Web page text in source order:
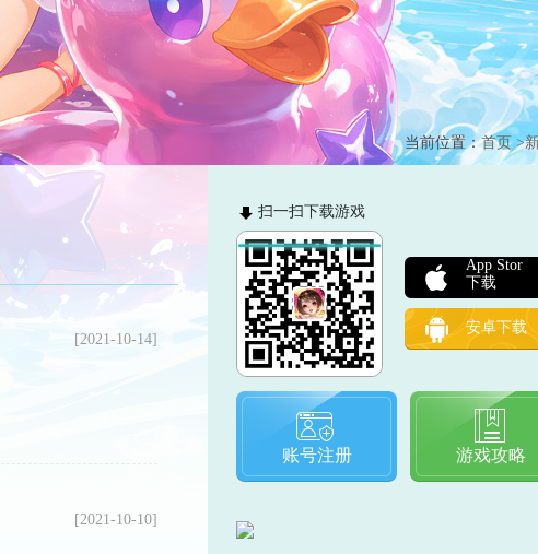
当前位置：首页>
[2021-10-14]
[2021-10-10]
扫一扫下载游戏
App Stor
下载
安卓下载
账号注册 游戏攻略